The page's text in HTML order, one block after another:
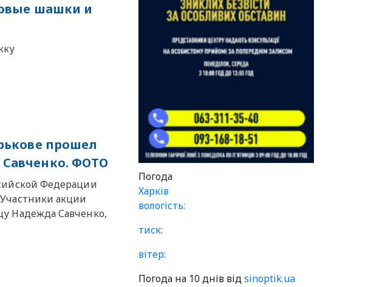
шашки и
прошел
ФОТО
Федерации
акции
Надежда Савченко,
Погода
Харків
вологість:
тиск:
вітер:
Погода на 10 днів відsinoptik.ua